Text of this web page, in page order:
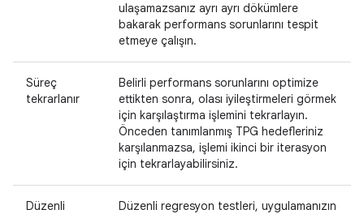
ulaşamazsanız ayrı ayrı dökümlere
bakarak performans sorunlarını tespit
etmeye çalışın.
Süreç
tekrarlanır
Belirli performans sorunlarını optimize
ettikten sonra, olası iyileştirmeleri görmek
için karşılaştırma işlemini tekrarlayın.
Önceden tanımlanmış TPG hedefleriniz
karşılanmazsa, işlemi ikinci bir iterasyon
için tekrarlayabilirsiniz.
Düzenli
Düzenli regresyon testleri, uygulamanızın